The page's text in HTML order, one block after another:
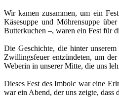
Wir kamen zusammen, um ein
Käsesuppe und Möhrensuppe
Butterkuchen –, waren ein Fest für
Die Geschichte, die hinter
Zwillingsfeuer entzündeten, um
Weberin in unserer Mitte, die uns
Dieses Fest des Imbolc war eine
war ein Abend, der uns zeigte, dass